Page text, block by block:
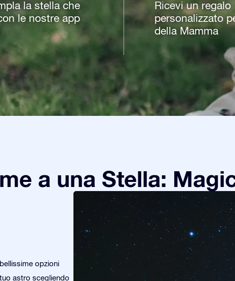
la stella che
le nostre app
Ricevi un regalo
personalizzato
della Mamma
a una Stella:
opzioni
astro scegliendo